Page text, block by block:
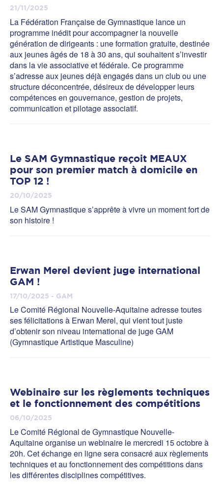
21/11/2025
La Fédération Française de Gymnastique lance un
programme inédit pour accompagner la nouvelle
génération de dirigeants : une formation gratuite, destinée
aux jeunes âgés de 18 à 30 ans, qui souhaitent s’investir
dans la vie associative et fédérale. Ce programme
s’adresse aux jeunes déjà engagés dans un club ou une
structure déconcentrée, désireux de développer leurs
compétences en gouvernance, gestion de projets,
communication et pilotage associatif.
Le SAM Gymnastique reçoit MEAUX
pour son premier match à domicile en
TOP 12 !
20/10/2025
Le SAM Gymnastique s’apprête à vivre un moment fort de
son histoire !
Erwan Merel devient juge international
GAM !
17/10/2025 - GAM
Le Comité Régional Nouvelle-Aquitaine adresse toutes
ses félicitations à Erwan Merel, qui vient tout juste
d’obtenir son niveau international de juge GAM
(Gymnastique Artistique Masculine)
Webinaire sur les règlements techniques
et le fonctionnement des compétitions
06/10/2025
Le Comité Régional de Gymnastique Nouvelle-
Aquitaine organise un webinaire le mercredi 15 octobre à
20h. Cet échange en ligne sera consacré aux règlements
techniques et au fonctionnement des compétitions dans
les différentes disciplines compétitives.